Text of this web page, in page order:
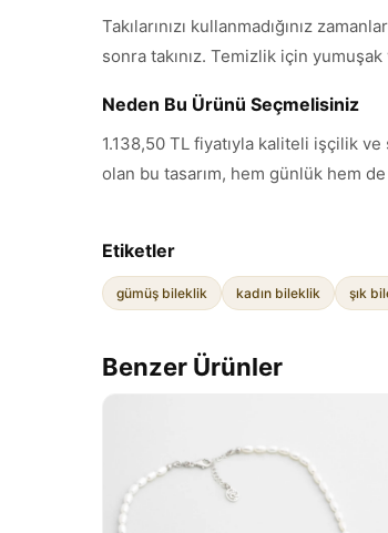
Takılarınızı kullanmadığınız
sonra takınız. Temizlik için
Neden Bu Ürünü Seçmelisiniz
1.138,50 TL fiyatıyla kaliteli işçilik
olan bu tasarım, hem günlük hem
Etiketler
gümüş bileklik kadın bileklik şık
Benzer Ürünler